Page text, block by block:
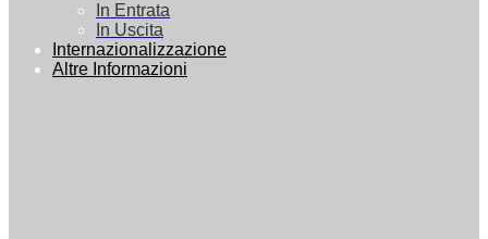
In Entrata
In Uscita
Internazionalizzazione
Altre Informazioni